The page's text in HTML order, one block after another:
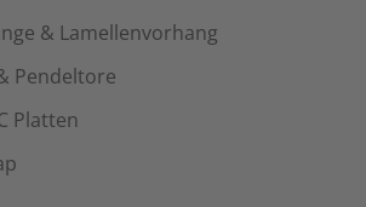
& Lamellenvorhang
Pendeltore
Platten